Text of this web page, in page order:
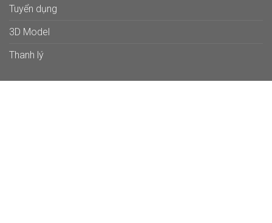
Tuyển dụng
3D Model
Thanh lý